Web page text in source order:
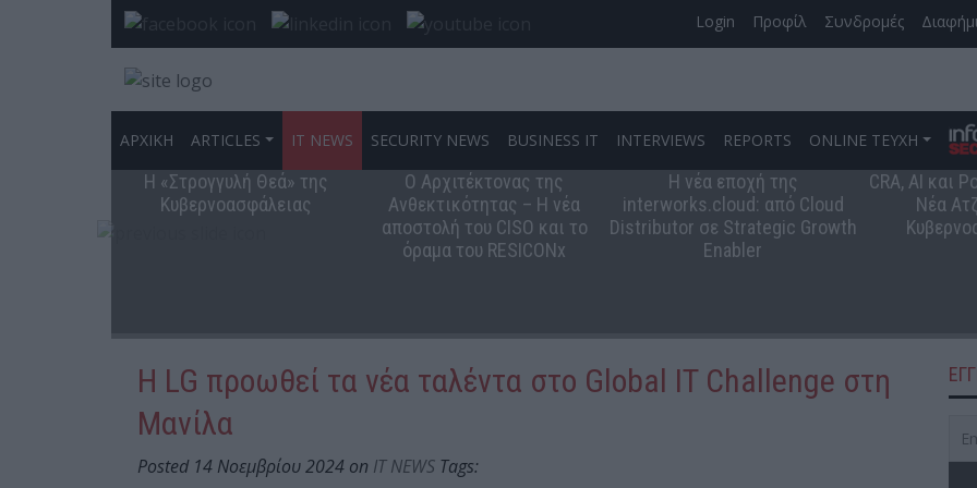
Login Προφίλ Συνδρομές
ΑΡΧΙΚΗ ARTICLES IT NEWS SECURITY NEWS BUSINESS IT INTERVIEWS REPORTS ONLINE ΤΕΥΧΗ
Η «Στρογγυλή Θεά» της
Κυβερνοασφάλειας
Ο Αρχιτέκτονας της
Ανθεκτικότητας – Η νέα
αποστολή του CISO και το
όραμα του RESICONx
Η νέα εποχή της
interworks.cloud: από Cloud
Distributor σε Strategic Growth
Enabler
CRA, AI και
Νέα
Η LG προωθεί τα νέα ταλέντα στο Global IT Challenge στη
Μανίλα
Posted 14 Νοεμβρίου 2024 on IT NEWS Tags: